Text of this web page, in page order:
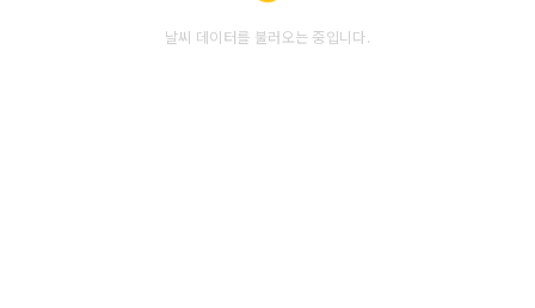
날씨 데이터를 불러오는 중입니다.